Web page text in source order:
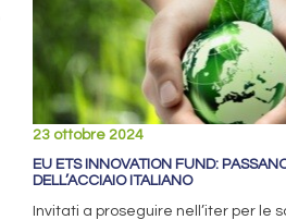
23 ottobre 2024
EU ETS INNOVATION FUND:
DELL’ACCIAIO ITALIANO
Invitati a proseguire nell’iter per le